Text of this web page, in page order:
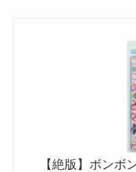
【絶版】ボン